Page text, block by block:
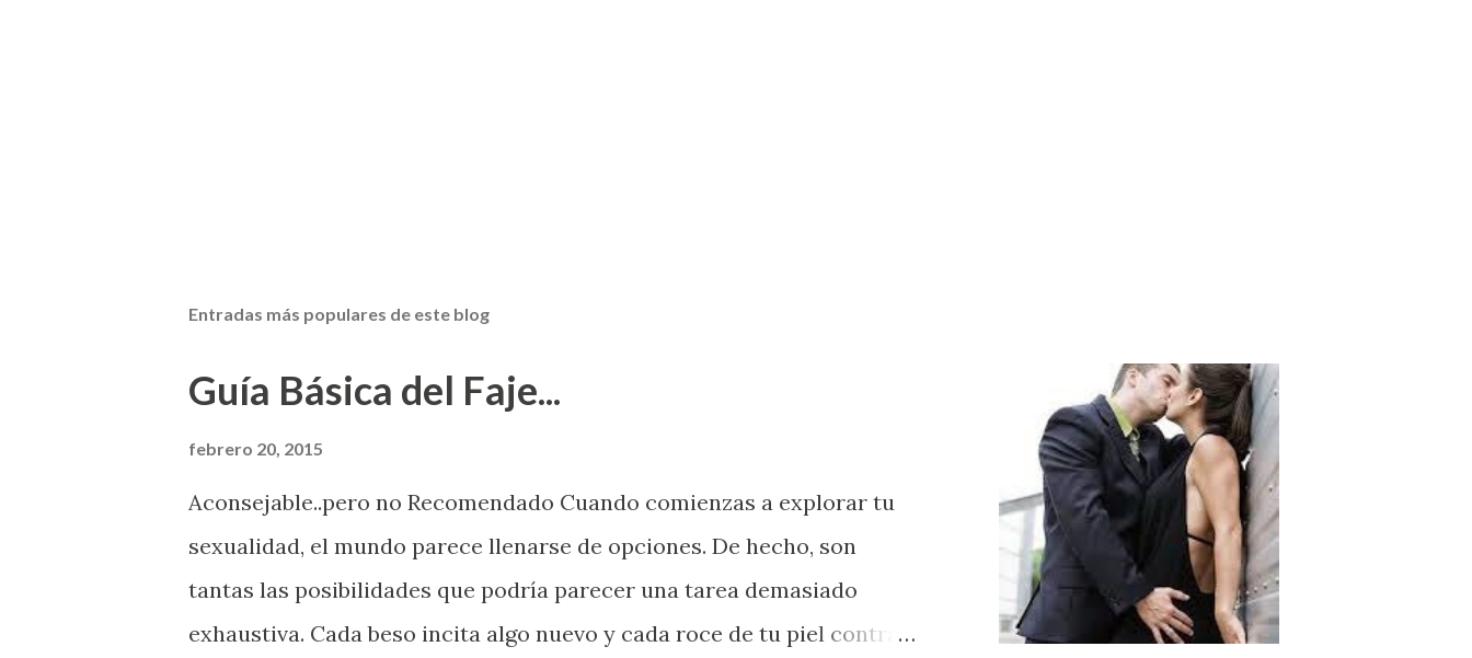
Entradas más populares de este blog
Guía Básica del Faje...
febrero 20, 2015
Aconsejable..pero no Recomendado Cuando comienzas a explorar tu
sexualidad, el mundo parece llenarse de opciones. De hecho, son
tantas las posibilidades que podría parecer una tarea demasiado
exhaustiva. Cada beso incita algo nuevo y cada roce de tu piel contra